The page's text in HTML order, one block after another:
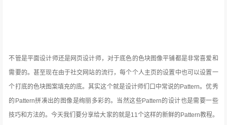
不管是平面设计师还是网页设计师，对于底色的色块图像平铺都是非常喜爱和
需要的。甚至现在由于社交网站的流行，每个个人主页的设置中也可以设置一
个打底的色块图案填充的底。其实这个就是设计师们口中常说的Pattern。优秀
的Pattern拼凑出的图像是绚丽多彩的。当然这些Pattern的设计也是需要一些
技巧和方法的。今天我们要分享给大家的就是11个这样的新鲜的Pattern教程。